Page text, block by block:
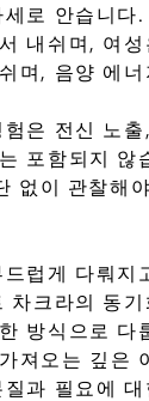
로 안습니다
내쉬며, 여
며, 음양 에
은 전신 노
포함되지 않
없이 관찰해
럽게 다뤄
차크라의 동
방식으로 다
져오는 깊은
과 필요에